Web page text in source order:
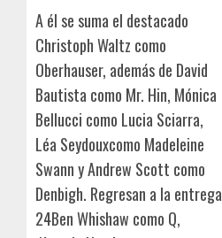
A él se suma el destacado
Christoph Waltz como
Oberhauser, además de David
Bautista como Mr. Hin, Mónica
Bellucci como Lucia Sciarra,
Léa Seydouxcomo Madeleine
Swann y Andrew Scott como
Denbigh. Regresan a la entrega
24Ben Whishaw como Q,